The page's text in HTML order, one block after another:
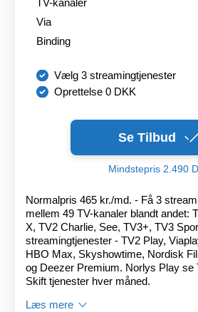
Via
Binding
Vælg 3 streamingtjenester
Oprettelse 0 DKK
Se Tilbud
Mindstepris 2.490
Normalpris 465 kr./md. - Få 3
mellem 49 TV-kanaler blandt andet:
X, TV2 Charlie, See, TV3+, TV3
streamingtjenester - TV2 Play,
HBO Max, Skyshowtime, Nordisk
og Deezer Premium. Norlys Play se
Skift tjenester hver måned.
Læs mere